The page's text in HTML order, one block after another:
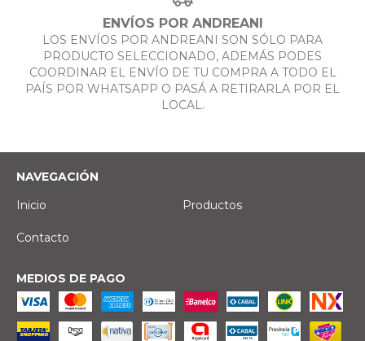
ENVÍOS POR ANDREANI
LOS ENVÍOS POR ANDREANI SON SÓLO PARA
PRODUCTO SELECCIONADO, ADEMÁS PODES
COORDINAR EL ENVÍO DE TU COMPRA A TODO EL
PAÍS POR WHATSAPP O PASÁ A RETIRARLA POR EL
LOCAL.
NAVEGACIÓN
Inicio
Productos
Contacto
MEDIOS DE PAGO